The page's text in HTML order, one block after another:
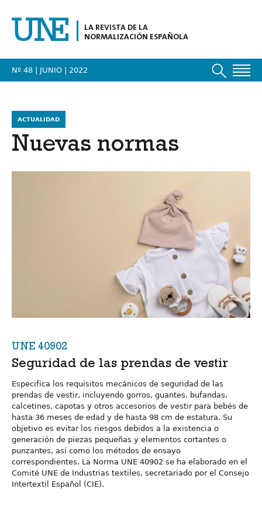
LA REVISTA DE LA
NORMALIZACIÓN ESPAÑOLA
Nº 48 | JUNIO | 2022
ACTUALIDAD
Nuevas normas
UNE 40902
Seguridad de las prendas de vestir
Especifica los requisitos mecánicos de seguridad de las
prendas de vestir, incluyendo gorros, guantes, bufandas,
calcetines, capotas y otros accesorios de vestir para bebés de
hasta 36 meses de edad y de hasta 98 cm de estatura. Su
objetivo es evitar los riesgos debidos a la existencia o
generación de piezas pequeñas y elementos cortantes o
punzantes, así como los métodos de ensayo
correspondientes. La Norma UNE 40902 se ha elaborado en el
Comité UNE de Industrias textiles, secretariado por el Consejo
Intertextil Español (CIE).